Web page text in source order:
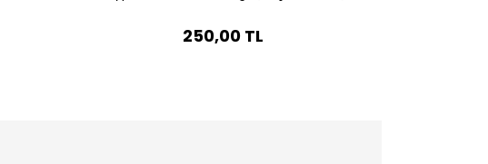
250,00 TL